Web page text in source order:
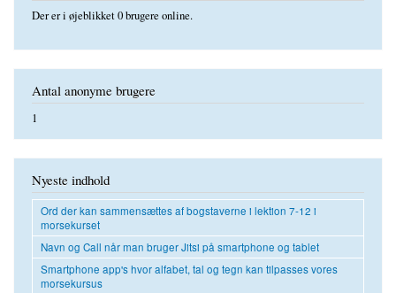
Der er i øjeblikket 0 brugere online.
Antal anonyme brugere
1
Nyeste indhold
Ord der kan sammensættes af bogstaverne i lektion 7-12 i
morsekurset
Navn og Call når man bruger Jitsi på smartphone og tablet
Smartphone app's hvor alfabet, tal og tegn kan tilpasses vores
morsekursus